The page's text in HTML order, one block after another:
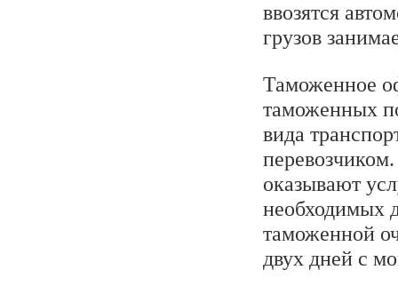
ввозятся
грузов
Таможенное
таможенных
вида
оказывают
необходимых
таможенной
двух дней с